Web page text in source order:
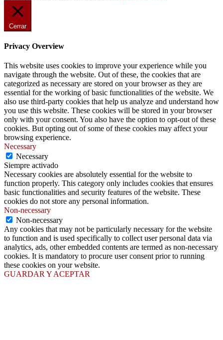
Cerrar
Privacy Overview
This website uses cookies to improve your experience while you
navigate through the website. Out of these, the cookies that are
categorized as necessary are stored on your browser as they are
essential for the working of basic functionalities of the website. We
also use third-party cookies that help us analyze and understand how
you use this website. These cookies will be stored in your browser
only with your consent. You also have the option to opt-out of these
cookies. But opting out of some of these cookies may affect your
browsing experience.
Necessary
Necessary
Siempre activado
Necessary cookies are absolutely essential for the website to
function properly. This category only includes cookies that ensures
basic functionalities and security features of the website. These
cookies do not store any personal information.
Non-necessary
Non-necessary
Any cookies that may not be particularly necessary for the website
to function and is used specifically to collect user personal data via
analytics, ads, other embedded contents are termed as non-necessary
cookies. It is mandatory to procure user consent prior to running
these cookies on your website.
GUARDAR Y ACEPTAR